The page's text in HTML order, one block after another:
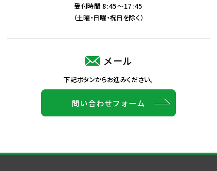
受付時間 8:45～17:45
（土曜・日曜・祝日を除く）
メール
下記ボタンからお進みください。
問い合わせフォーム